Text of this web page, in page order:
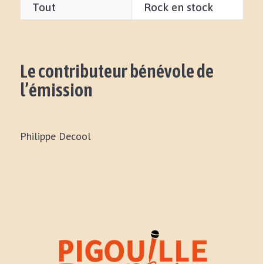
Tout Rock en stock
Le contributeur bénévole de
l’émission
Philippe Decool